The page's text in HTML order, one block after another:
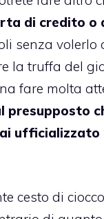
di credito o
senza volerlo
la truffa del
fare molta
ufficializzato
cesto di